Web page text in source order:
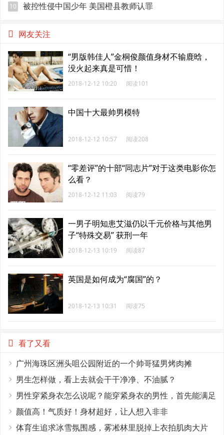
10 被控性侵中国少年 美国橙县教师认罪
网友关注
“男版韩佳人”金桐俊颜值身材不输鹿晗，
没火起来真是可惜！
2018-12-12 10:20 阅读101
中国十大最帅男模特
2018-12-12 10:57 阅读208
“零差评”的十部“同志片”对于这类电影你怎
么看？
2018-12-12 11:03 阅读79
一男子明知患艾滋仍以千元价格与其他男
子“特殊交易” 获刑一年
2018-12-13 10:19 阅读87
英国是如何成为“腐国”的？
2018-12-13 10:31 阅读75
看了又看
广州海珠区洲头咀公园附近的一个帅哥猛男烤肉摊
男生怎样做，看上去就会干干净净、不油腻？
男性穿紧身衣怎么说呢？能穿紧身衣的男性，首先能满足
这4个条件
颜值高！气质好！身材超好，让人想入非非
体育生追求冰雪氛围感，雾凇林里脱掉上衣拍肌肉大片